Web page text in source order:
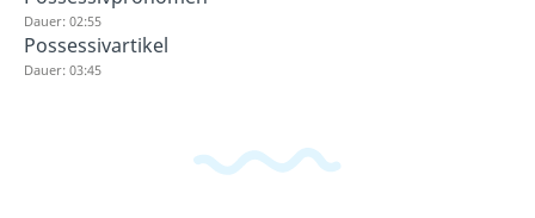
Dauer: 02:55
Possessivartikel
Dauer: 03:45